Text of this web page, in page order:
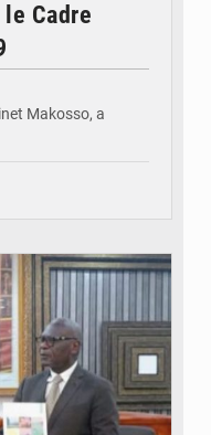
Cadre
Makosso, a